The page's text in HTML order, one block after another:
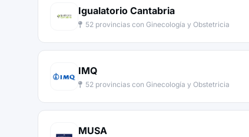
Igualatorio Cantabria
52 provincias con Ginecología y Obstetricia
IMQ
52 provincias con Ginecología y Obstetricia
MUSA